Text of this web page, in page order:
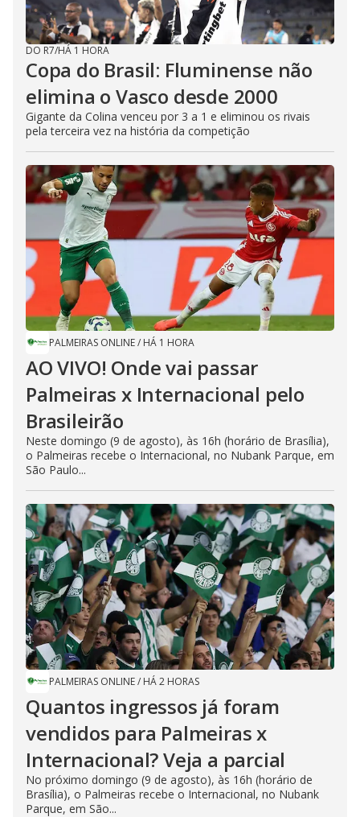
DO R7/HÁ 1 HORA
Copa do Brasil: Fluminense não
elimina o Vasco desde 2000
Gigante da Colina venceu por 3 a 1 e eliminou os rivais
pela terceira vez na história da competição
PALMEIRAS ONLINE/ HÁ 1 HORA
AO VIVO! Onde vai passar
Palmeiras x Internacional pelo
Brasileirão
Neste domingo (9 de agosto), às 16h (horário de Brasília),
o Palmeiras recebe o Internacional, no Nubank Parque, em
São Paulo...
PALMEIRAS ONLINE/ HÁ 2 HORAS
Quantos ingressos já foram
vendidos para Palmeiras x
Internacional? Veja a parcial
No próximo domingo (9 de agosto), às 16h (horário de
Brasília), o Palmeiras recebe o Internacional, no Nubank
Parque, em São...